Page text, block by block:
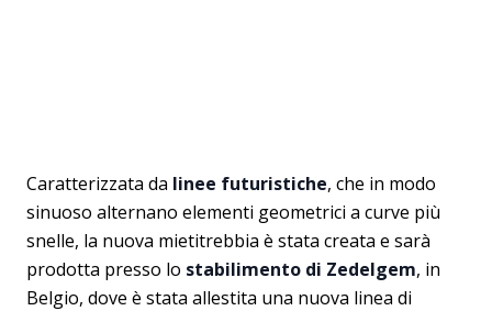
Caratterizzata da linee futuristiche, che in modo
sinuoso alternano elementi geometrici a curve più
snelle, la nuova mietitrebbia è stata creata e sarà
prodotta presso lo stabilimento di Zedelgem, in
Belgio, dove è stata allestita una nuova linea di